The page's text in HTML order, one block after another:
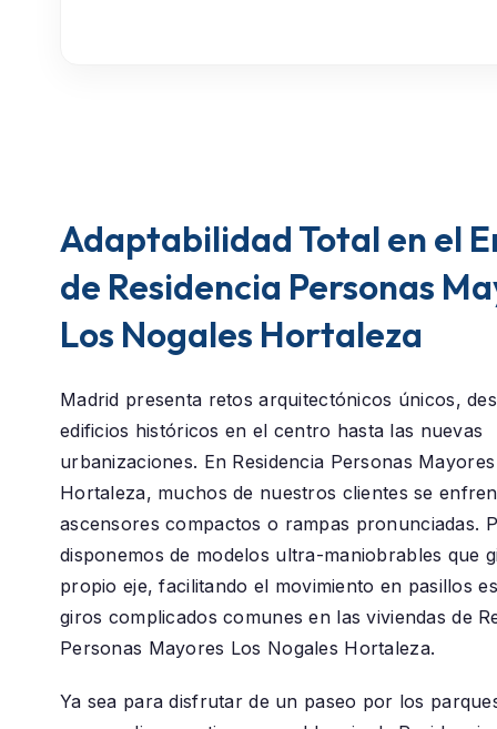
Adaptabilidad Total en el
de Residencia Personas
Los Nogales Hortaleza
Madrid presenta retos arquitectónicos únicos,
edificios históricos en el centro hasta las nuevas
urbanizaciones. En Residencia Personas
Hortaleza, muchos de nuestros clientes se
ascensores compactos o rampas pronunciadas.
disponemos de modelos ultra-maniobrables que
propio eje, facilitando el movimiento en pasillos
giros complicados comunes en las viviendas de
Personas Mayores Los Nogales Hortaleza.
Ya sea para disfrutar de un paseo por los